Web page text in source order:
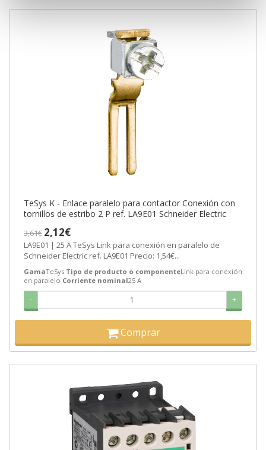
TeSys K - Enlace paralelo para contactor Conexión con
tornillos de estribo 2 P ref. LA9E01 Schneider Electric
3,61€ 2,12€
LA9E01 | 25 A TeSys Link para conexión en paralelo de
Schneider Electric ref. LA9E01 Precio: 1,54€...
GamaTeSys Tipo de producto o componenteLink para conexión
en paralelo Corriente nominal25 A
- +
Comprar